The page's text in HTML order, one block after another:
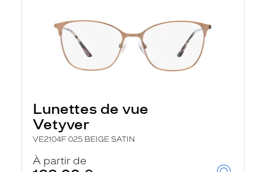
Lunettes de vue
Vetyver
VE2104F 025 BEIGE SATIN
À partir de